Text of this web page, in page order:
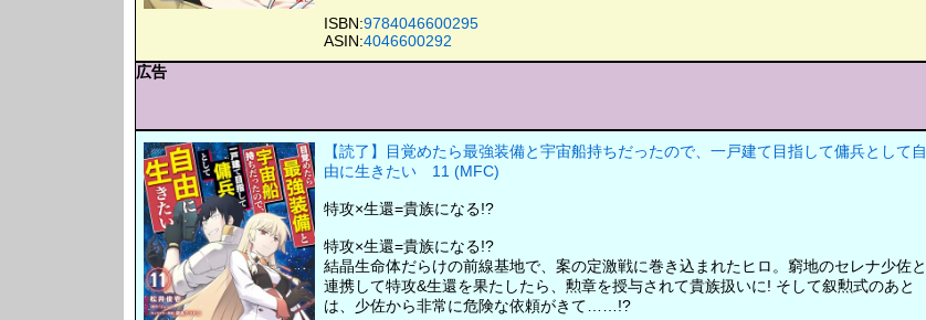
ISBN:9784046600295
ASIN:4046600292
広告
【読了】目覚めたら最強装備と宇宙船持ちだったので、一戸建て目指して傭兵として自
由に生きたい 11 (MFC)
特攻×生還=貴族になる!?
特攻×生還=貴族になる!?
結晶生命体だらけの前線基地で、案の定激戦に巻き込まれたヒロ。窮地のセレナ少佐と
連携して特攻&生還を果たしたら、勲章を授与されて貴族扱いに! そして叙勲式のあと
は、少佐から非常に危険な依頼がきて……!?